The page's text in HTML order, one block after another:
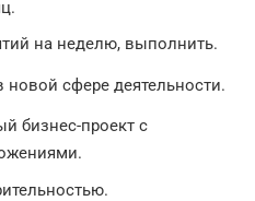
на неделю, выполнить.
новой сфере деятельности.
бизнес-проект с